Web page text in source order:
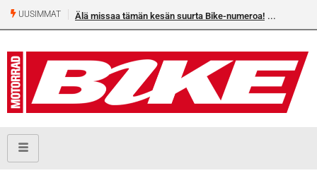
UUSIMMAT Älä missaa tämän kesän suurta Bike-numeroa!